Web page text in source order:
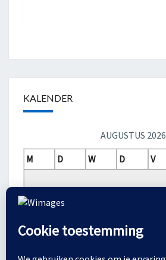
KALENDER
AUGUSTUS 2026
M
D W D V
3
4